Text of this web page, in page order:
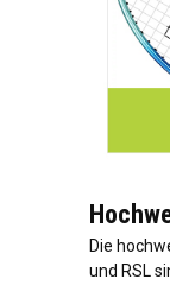
Die
und RSL